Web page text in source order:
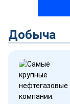
Добыча